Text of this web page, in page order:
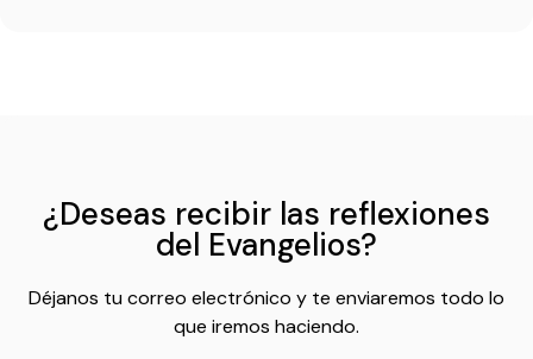
¿Deseas recibir las reflexiones
del Evangelios?
Déjanos tu correo electrónico y te enviaremos todo lo
que iremos haciendo.